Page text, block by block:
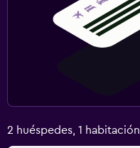
2 huéspedes, 1 habitación